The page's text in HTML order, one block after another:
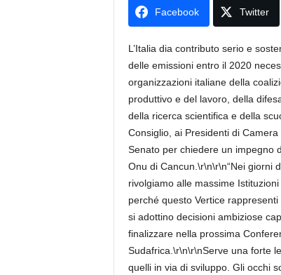
Facebook Twitter
L’Italia dia contributo serio e
delle emissioni entro il 2020
organizzazioni italiane della
produttivo e del lavoro, della
della ricerca scientifica e della
Consiglio, ai Presidenti di
Senato per chiedere un impegno
Onu di Cancun.\r\n\r\n“Nei giorni
rivolgiamo alle massime
perché questo Vertice
si adottino decisioni ambiziose
finalizzare nella prossima
Sudafrica.\r\n\r\nServe una forte
quelli in via di sviluppo. Gli occhi